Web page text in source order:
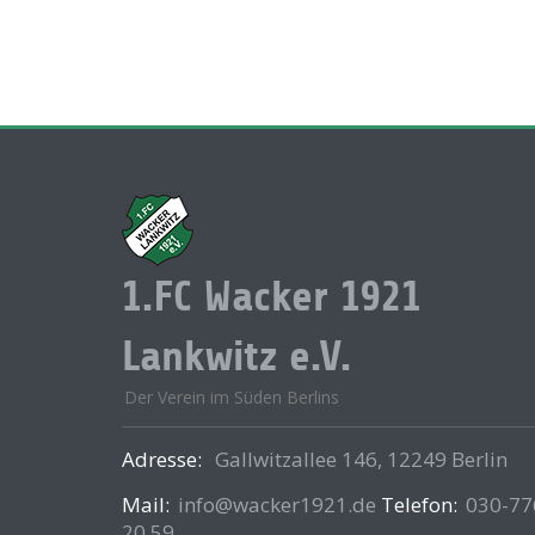
1.FC Wacker 1921
Lankwitz e.V.
Der Verein im Süden Berlins
Adresse: Gallwitzallee 146, 12249 Berlin
Mail: info@wacker1921.de Telefon: 030-